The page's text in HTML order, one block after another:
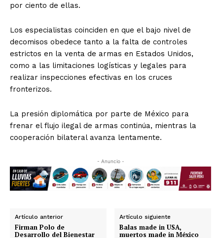
por ciento de ellas.
Los especialistas coinciden en que el bajo nivel de
decomisos obedece tanto a la falta de controles
estrictos en la venta de armas en Estados Unidos,
como a las limitaciones logísticas y legales para
realizar inspecciones efectivas en los cruces
fronterizos.
La presión diplomática por parte de México para
frenar el flujo ilegal de armas continúa, mientras la
cooperación bilateral avanza lentamente.
- Anuncio -
Artículo anterior
Firman Polo de
Desarrollo del Bienestar
Artículo siguiente
Balas made in USA,
muertos made in México